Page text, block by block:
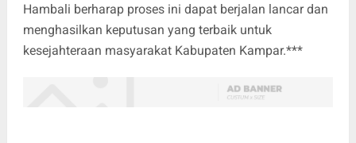
Hambali berharap proses ini dapat berjalan lancar dan
menghasilkan keputusan yang terbaik untuk
kesejahteraan masyarakat Kabupaten Kampar.***